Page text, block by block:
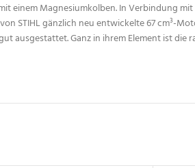
einem Magnesiumkolben. In Verbindung
STIHL gänzlich neu entwickelte 67 cm³-
ausgestattet. Ganz in ihrem Element ist